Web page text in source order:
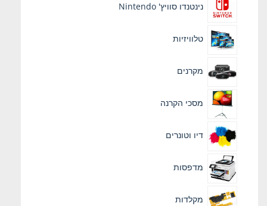
נינטנדו סוויץ' Nintendo
טלוויזיות
מקרנים
מסכי הקרנה
דיו וטונרים
מדפסות
מקלדות